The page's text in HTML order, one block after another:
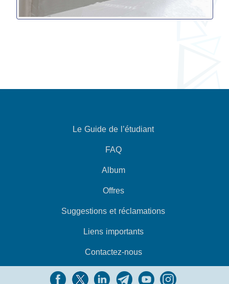
Le Guide de l’étudiant
FAQ
Album
Offres
Suggestions et réclamations
Liens importants
Contactez-nous